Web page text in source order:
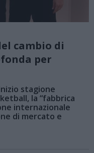
cambio di
per
stagione
la “fabbrica
internazionale
di mercato e